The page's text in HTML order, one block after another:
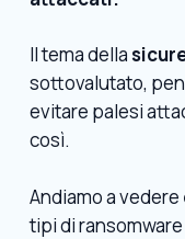
Il tema della
sottovalutato,
evitare palesi
così.
Andiamo a vedere
tipi di